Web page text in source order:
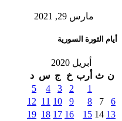
مارس 29, 2021
أيام الثورة السورية
أبريل 2020
ن ث أرب خ ج س د
1
2
3
4
5
6
7
8
9
10
11
12
13
14
15
16
17
18
19